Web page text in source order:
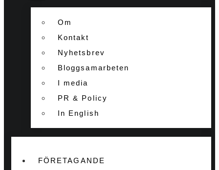
Om
Kontakt
Nyhetsbrev
Bloggsamarbeten
I media
PR & Policy
In English
FÖRETAGANDE